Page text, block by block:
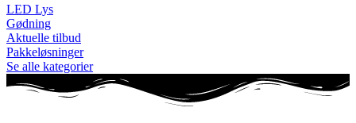
LED Lys
Gødning
Aktuelle tilbud
Pakkeløsninger
Se alle kategorier